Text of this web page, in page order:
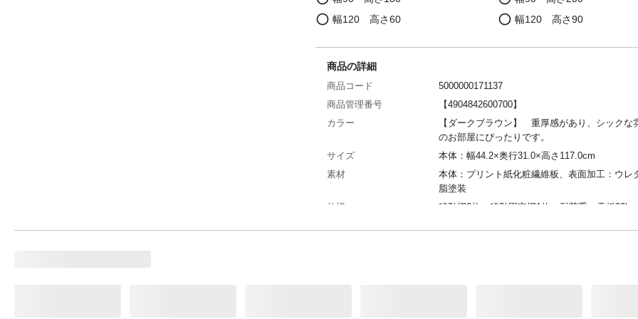
幅120 高さ60
幅120 高さ90
商品の詳細
商品コード
5000000171137
商品管理番号
【4904842600700】
カラー
【ダークブラウン】 重厚感があり、シックな
のお部屋にぴったりです。
サイズ
本体：幅44.2×奥行31.0×高さ117.0cm
素材
本体：プリント紙化粧繊維板、表面加工：ウレ
脂塗装
仕様
移動棚2枚、移動固定棚1枚、耐荷重：天板20kg